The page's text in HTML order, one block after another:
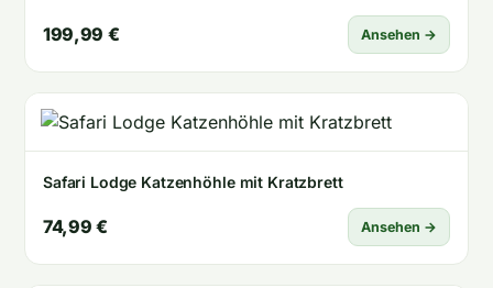
199,99 € Ansehen →
Safari Lodge Katzenhöhle mit Kratzbrett
74,99 € Ansehen →